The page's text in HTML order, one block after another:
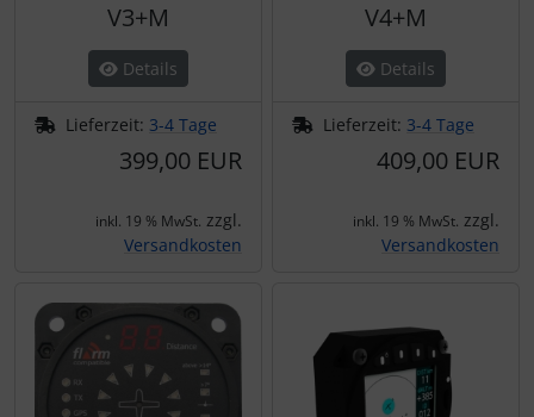
V3+M
Details
Lieferzeit: 3-4 Tage
399,00 EUR
inkl. 19 % MwSt. zzgl.
Versandkosten
V4+M
Details
Lieferzeit: 3-4 Tage
409,00 EUR
inkl. 19 % MwSt. zzgl.
Versandkosten